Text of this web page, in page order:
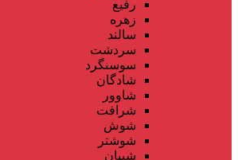
رفیع
زهره
سالند
سردشت
سوسنگرد
شادگان
شاوور
شرافت
شوش
شوشتر
شیبان